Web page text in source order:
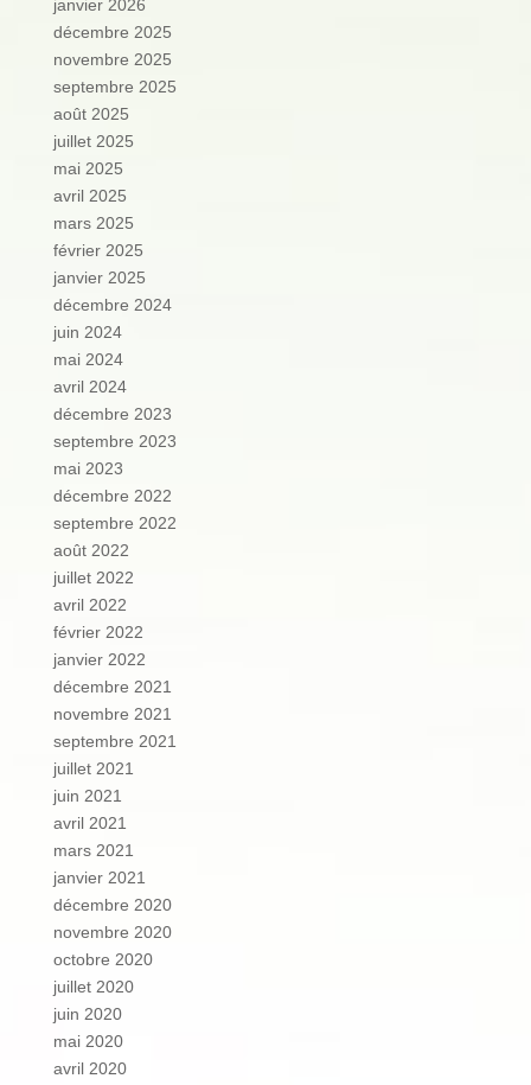
janvier 2026
décembre 2025
novembre 2025
septembre 2025
août 2025
juillet 2025
mai 2025
avril 2025
mars 2025
février 2025
janvier 2025
décembre 2024
juin 2024
mai 2024
avril 2024
décembre 2023
septembre 2023
mai 2023
décembre 2022
septembre 2022
août 2022
juillet 2022
avril 2022
février 2022
janvier 2022
décembre 2021
novembre 2021
septembre 2021
juillet 2021
juin 2021
avril 2021
mars 2021
janvier 2021
décembre 2020
novembre 2020
octobre 2020
juillet 2020
juin 2020
mai 2020
avril 2020